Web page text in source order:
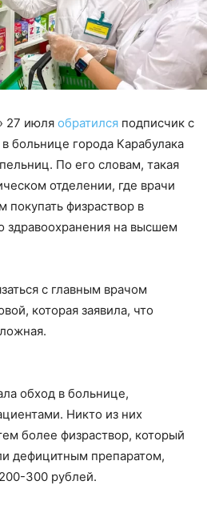
27 июля обратился подписчик с
больнице города Карабулака
. По его словам, такая
отделении, где врачи
покупать физраствор в
здравоохранения на высшем
с главным врачом
, которая заявила, что
обход в больнице,
. Никто из них
более физраствор, который
дефицитным препаратом,
300 рублей.